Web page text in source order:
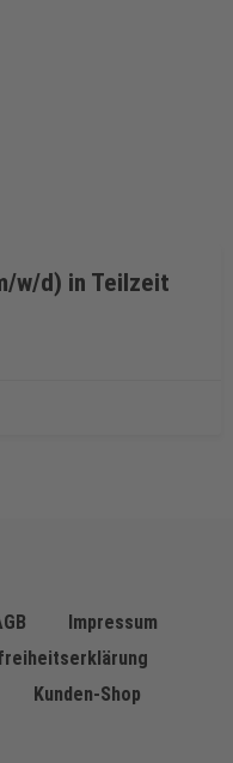
w/d) in Teilzeit
Impressum
Kunden-Shop